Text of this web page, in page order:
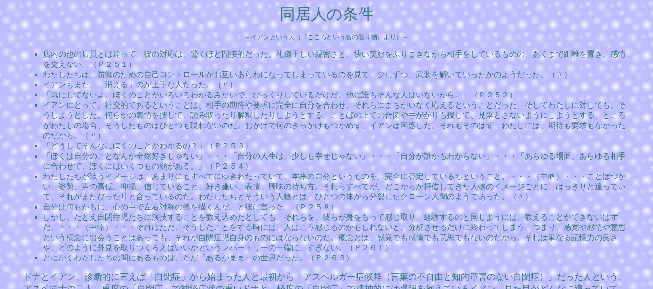
同居人の条件
～イアンという人（『こころという名の贈り物』より）～
店内の他の店員とは違って、彼の対応は、驚くほど間接的だった。礼儀正しい親密さと、快い笑顔をふりまきながら相手をしているものの、あくまで距離を置き、感情
を交えない。（Ｐ２５１）
わたしたちは、防御のための自己コントロールがお互いあらわになってしまっているのを見て、少しずつ、武装を解いていったかのようだった。（〃）
イアンもまた、「消える」のが上手な人だった。（〃）
「気にしてないよ。ぼくのことがいろいろわかるみたいで、びっくりしているだけだ。他に誰もそんな人はいないから。」（Ｐ２５２）
イアンにとって、社交的であるということは、相手の期待や要求に完全に自分を合わせ、それらにまちがいなく応えるということだった。そしてわたしに対しても、そ
うしようとした。何らかの表情を捜して、読み取ったり解釈したりしようとする。ことばの上での合図や手がかりも捜して、見落とさないようにしようとする。ところ
がわたしの場合、そうしたものはひとつも現れないのだ。おかげで何のきっかけもつかめず、イアンは困惑した。それもそのはず、わたしには、期待も要求もなかった
のだから。（〃）
「どうしてそんなにぼくのことがわかるの？」（Ｐ２５３）
「ぼくは自分のことなんか全然好きじゃない」・・・「自分の人生は、少しも幸せじゃない」・・・「自分が誰かもわからない」・・・「あらゆる場面、あらゆる相手
に合わせて、ぼくにはいくつもの顔がある。」（Ｐ２５４）
わたしたちが装うイメージは、あまりにもすべてにゆきわたっていて、本来の自分というものを、完全に否定しているちということ。・・・（中略）・・・ことばづか
い、姿勢、声の高低、抑揚、信じていること、好き嫌い、表情、興味の持ち方。それらすべてが、どこからか拝借してきた人物のイメージごとに、はっきりと違ってい
て、それがまたぴったりと合っているのだ。わたしたちとそういう人物とは、ひとつの体から分裂したクローン人間のようであった。（〃）
自分は何もかもに、心の中で左右対称の線を描くんだ、と彼は言った。（Ｐ２５８）
しかし、たとえ自閉症児たちに演技することを教え込めたとしても、それらを、彼らが身をもって感じ取り、経験するのと同じようには、教えることができないはず
だ。・・・（中略）・・・それはただ、そうしたことをする時には、人はこう感じるのかもしれないと、分析させるだけに終わってしまう。つまり、感覚や感情や意思
という概念に出会うことはあっても、それが自閉症児自身のものにはならないのだ。概念とは、感覚でも感情でも意思でもないのだから。それは単なる記憶力の良さ
や、どのように外見を取りつくろえばいいかというレパートリーの一端に、すぎない。（Ｐ２６１）
とにかくわたしたちの間にあるものは、ただ「あるがまま」の世界だった。（Ｐ２６３）
ドナとイアン、診断的に言えば「自閉症」から始まった人と最初から「アスペルガー症候群（言葉の不自由と知的障害のない自閉症）」だった人という、